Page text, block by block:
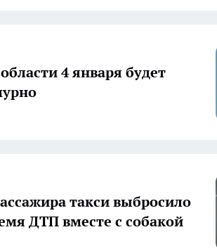
4 января будет
такси выбросило
ДТП вместе с собакой